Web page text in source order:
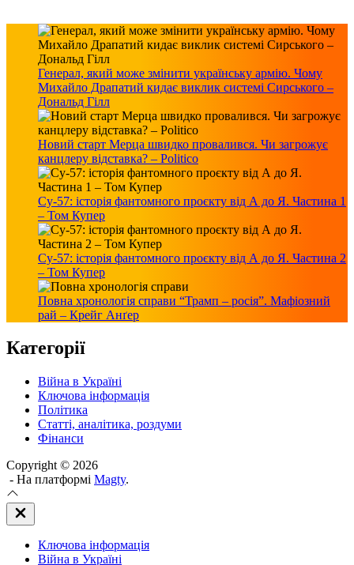
Генерал, який може змінити українську армію. Чому
Михайло Драпатий кидає виклик системі Сирського –
Дональд Гілл
Новий старт Мерца швидко провалився. Чи загрожує
канцлеру відставка? – Politico
Су-57: історія фантомного проєкту від А до Я. Частина 1
– Том Купер
Су-57: історія фантомного проєкту від А до Я. Частина 2
– Том Купер
Повна хронологія справи “Трамп – росія”. Мафіозний
рай – Крейг Анґер
Категорії
Війна в Україні
Ключова інформація
Політика
Статті, аналітика, роздуми
Фінанси
Copyright © 2026
- На платформі Magty.
Закрити
Off
(поза
полотном)
Ключова інформація
Війна в Україні